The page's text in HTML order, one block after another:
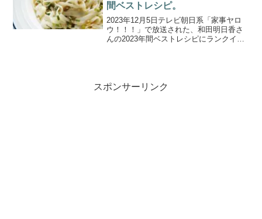
間ベストレシピ。
2023年12月5日テレビ朝日系「家事ヤロ
ウ！！！」で放送された、和田明日香さ
んの2023年間ベストレシピにランクイン
スポンサーリンク